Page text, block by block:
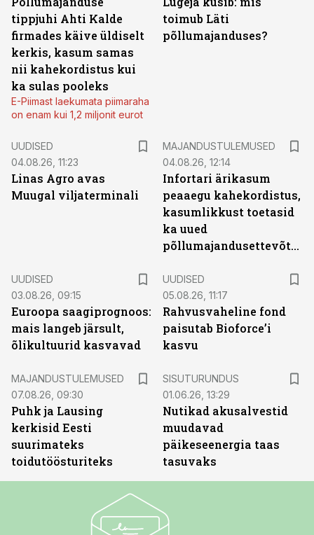
tippjuhi Ahti Kalde
firmades käive üldiselt
kerkis, kasum samas
nii kahekordistus kui
ka sulas pooleks
E-Piimast laekumata piimaraha
on enam kui 1,2 miljonit eurot
toimub Läti
põllumajanduses?
UUDISED
04.08.26, 11:23
Linas Agro avas
Muugal viljaterminali
MAJANDUSTULEMUSED
04.08.26, 12:14
Infortari ärikasum
peaaegu kahekordistus,
kasumlikkust toetasid
ka uued
põllumajandusettevõtted
UUDISED
03.08.26, 09:15
Euroopa saagiprognoos:
mais langeb järsult,
õlikultuurid kasvavad
UUDISED
05.08.26, 11:17
Rahvusvaheline fond
paisutab Bioforce’i
kasvu
MAJANDUSTULEMUSED
07.08.26, 09:30
Puhk ja Lausing
kerkisid Eesti
suurimateks
toidutöösturiteks
SISUTURUNDUS
01.06.26, 13:29
Nutikad akusalvestid
muudavad
päikeseenergia taas
tasuvaks